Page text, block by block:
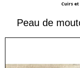
Cuirs et
Peau de